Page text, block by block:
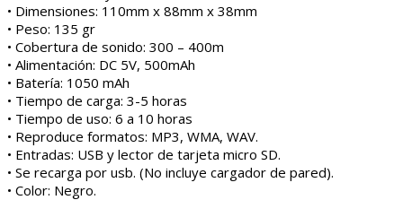
• Dimensiones: 110mm x 88mm x 38mm
• Peso: 135 gr
• Cobertura de sonido: 300 – 400m
• Alimentación: DC 5V, 500mAh
• Batería: 1050 mAh
• Tiempo de carga: 3-5 horas
• Tiempo de uso: 6 a 10 horas
• Reproduce formatos: MP3, WMA, WAV.
• Entradas: USB y lector de tarjeta micro SD.
• Se recarga por usb. (No incluye cargador de pared).
• Color: Negro.